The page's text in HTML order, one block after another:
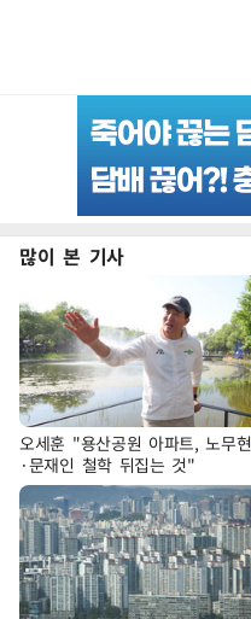
많이 본 기사
오세훈 "용산공원 아파트, 노무현
·문재인 철학 뒤집는 것"